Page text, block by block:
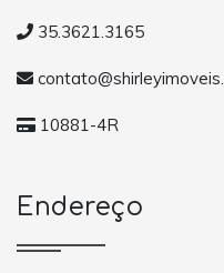
35.3621.3165
10881-4R
Endereço